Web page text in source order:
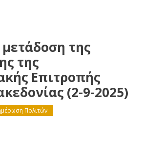
της
της
Επιτροπής
(2-9-2025)
Πολιτών